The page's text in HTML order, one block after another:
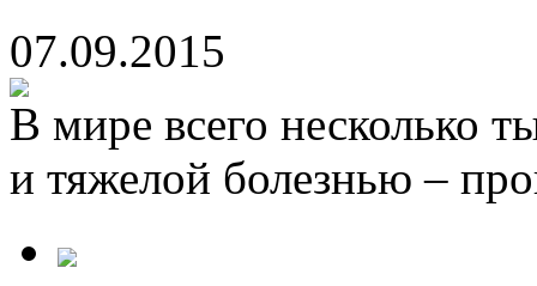
07.09.2015
В мире всего несколько
и тяжелой болезнью –